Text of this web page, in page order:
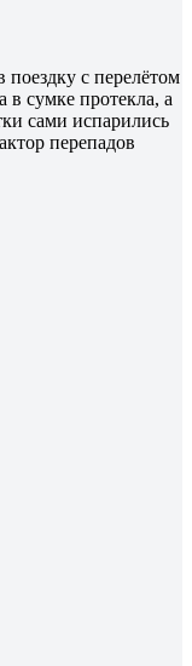
с перелётом
в сумке протекла, а
сами испарились
перепадов